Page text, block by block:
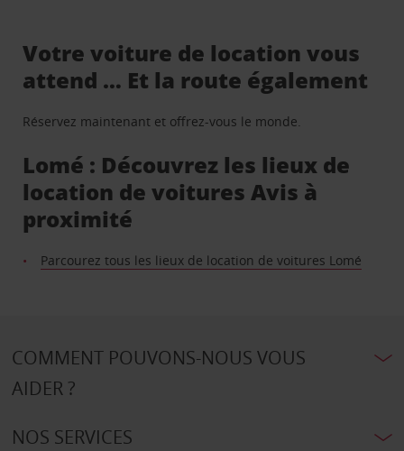
Votre voiture de location vous
attend … Et la route également
Réservez maintenant et offrez-vous le monde.
Lomé : Découvrez les lieux de
location de voitures Avis à
proximité
Parcourez tous les lieux de location de voitures Lomé
COMMENT POUVONS-NOUS VOUS
AIDER ?
NOS SERVICES